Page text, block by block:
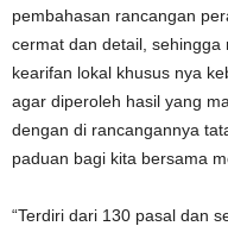
pembahasan rancangan
cermat dan detail,
kearifan lokal khusus nya
agar diperoleh hasil yang
dengan di rancangannya
paduan bagi kita bersama
“Terdiri dari 130 pasal dan